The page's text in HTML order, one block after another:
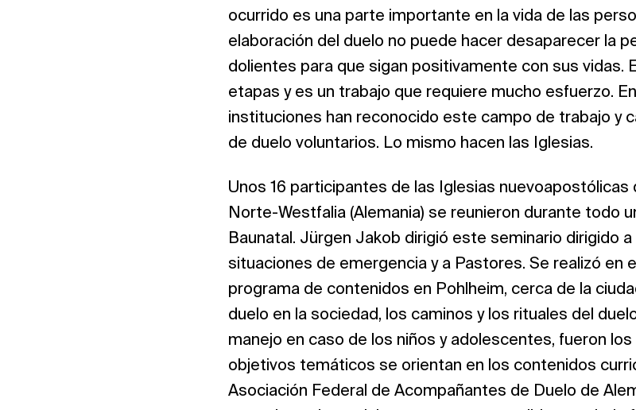
ocurrido es una parte importante en la vida de las
elaboración del duelo no puede hacer desaparecer la
dolientes para que sigan positivamente con sus vidas.
etapas y es un trabajo que requiere mucho esfuerzo.
instituciones han reconocido este campo de trabajo y
de duelo voluntarios. Lo mismo hacen las Iglesias.
Unos 16 participantes de las Iglesias nuevoapostólicas
Norte-Westfalia (Alemania) se reunieron durante todo
Baunatal. Jürgen Jakob dirigió este seminario dirigido
situaciones de emergencia y a Pastores. Se realizó en
programa de contenidos en Pohlheim, cerca de la
duelo en la sociedad, los caminos y los rituales del
manejo en caso de los niños y adolescentes, fueron
objetivos temáticos se orientan en los contenidos
Asociación Federal de Acompañantes de Duelo de